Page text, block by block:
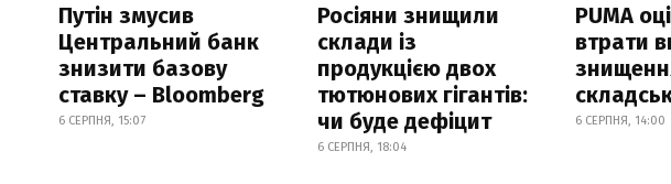
Путін змусив
Центральний банк
знизити базову
ставку – Bloomberg
6 СЕРПНЯ, 15:07
Росіяни знищили
склади із
продукцією двох
тютюнових гігантів:
чи буде дефіцит
6 СЕРПНЯ, 18:04
PUMA
втрати
6 СЕРПНЯ, 14:00